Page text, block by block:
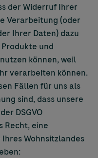
der Widerruf Ihrer
Verarbeitung (oder
Ihrer Daten) dazu
und
können, weil
verarbeiten können.
Fällen für uns als
sind, dass unsere
DSGVO
Recht, eine
Wohnsitzlandes